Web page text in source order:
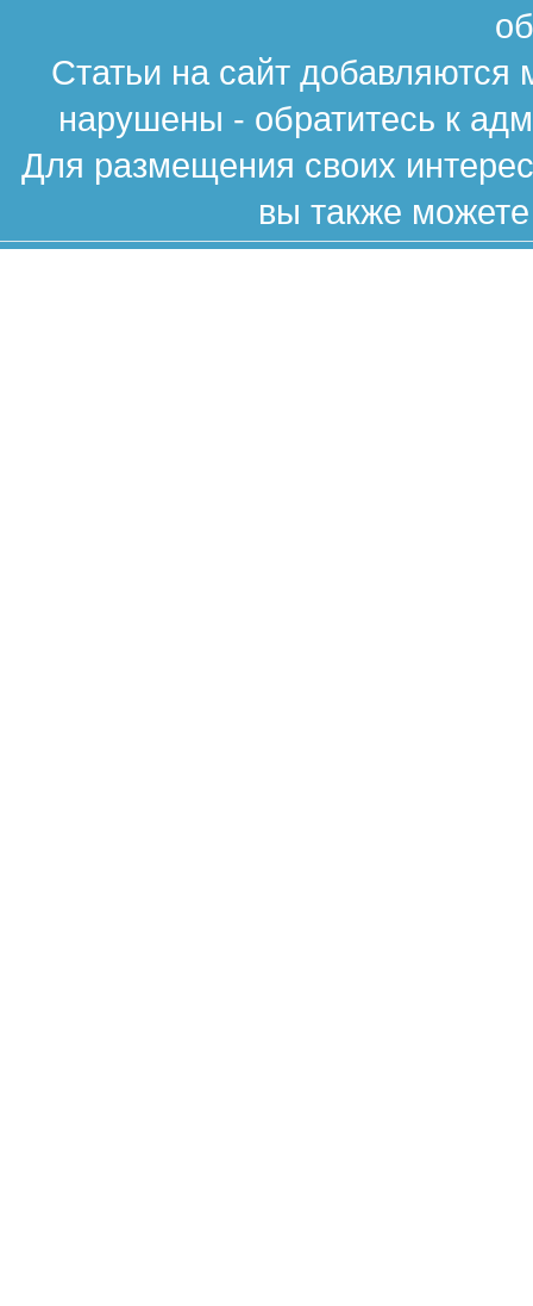
Статьи на сайт
нарушены - обратитесь к
Для размещения своих
вы также